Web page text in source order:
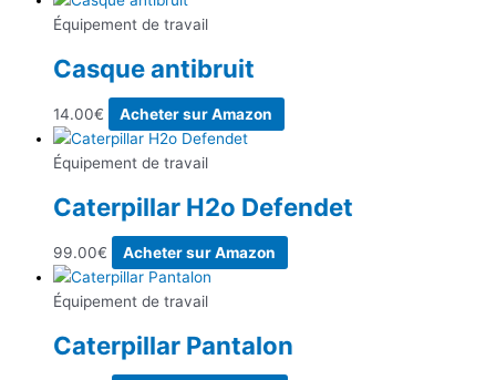
Équipement de travail
Casque antibruit
14.00€ Acheter sur Amazon
Équipement de travail
Caterpillar H2o Defendet
99.00€ Acheter sur Amazon
Équipement de travail
Caterpillar Pantalon